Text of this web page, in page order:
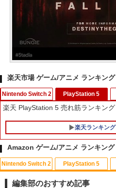
楽天市場 ゲーム/アニメ ランキング
Nintendo Switch 2
1
Nintendo
グケース
ケース 収
チ2 収納バ
ームカード
￥1,078
PlayStation 5
楽天 PlayStation 5 売れ筋ランキング
楽天ランキン
Amazon ゲーム/アニメ ランキング
Nintendo Switch 2 PlayStation 5
編集部のおすすめ記事